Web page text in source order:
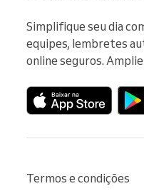
Simplifique seu dia
equipes, lembretes
online seguros.
Termos e condições